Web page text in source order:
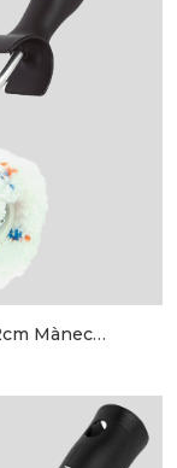
Mànec